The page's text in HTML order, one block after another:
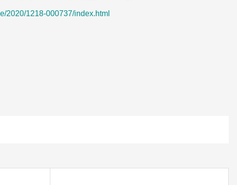
2020/1218-000737/index.html